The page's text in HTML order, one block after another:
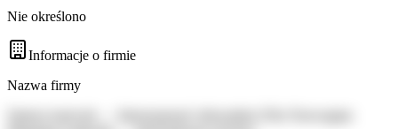
Nie określono
Informacje o firmie
Nazwa firmy